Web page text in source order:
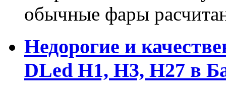
обычные фары
Недорогие и
DLed Н1, Н3, Н27 в